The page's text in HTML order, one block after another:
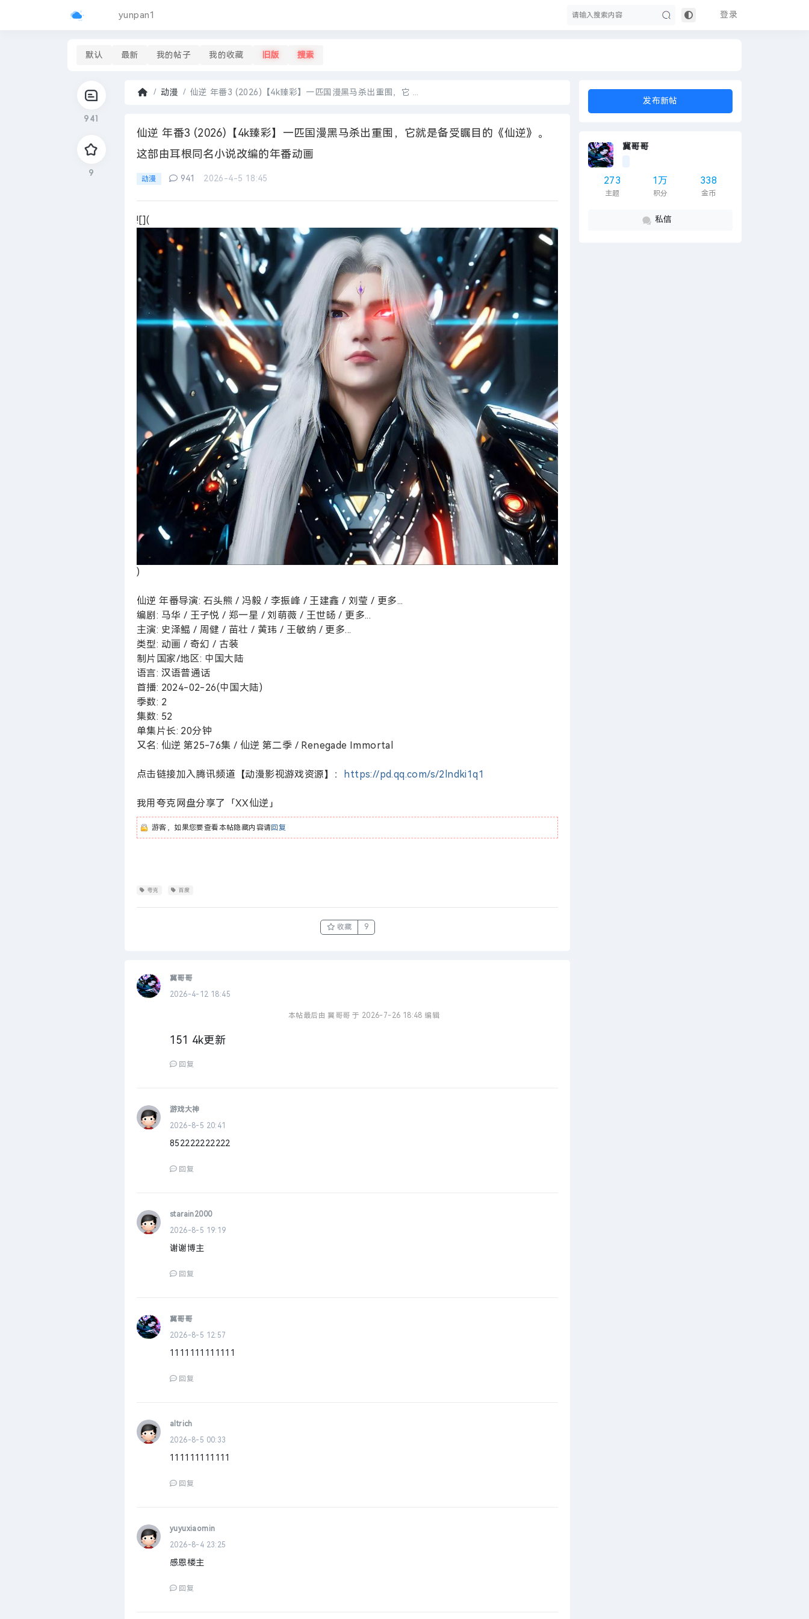
登录
yunpan1
默认 最新 我的帖子 我的收藏 旧版 搜索
941
9
页
动漫
›
仙逆 年番3 (2026)【4k臻彩】一匹国漫黑马杀出重围，它 ...
仙逆 年番3 (2026)【4k臻彩】一匹国漫黑马杀出重围，它就是备受瞩目的《仙逆》。
这部由耳根同名小说改编的年番动画
发布新帖
冀哥哥
273
主题
1万
积分
338
金币
私信
动漫 941 2026-4-5 18:45
![](
)
仙逆 年番导演: 石头熊 / 冯毅 / 李振峰 / 王建鑫 / 刘莹 / 更多...
编剧: 马华 / 王子悦 / 郑一星 / 刘萌薇 / 王世旸 / 更多...
主演: 史泽鲲 / 周健 / 苗壮 / 黄玮 / 王敏纳 / 更多...
类型: 动画 / 奇幻 / 古装
制片国家/地区: 中国大陆
语言: 汉语普通话
首播: 2024-02-26(中国大陆)
季数: 2
集数: 52
单集片长: 20分钟
又名: 仙逆 第25-76集 / 仙逆 第二季 / Renegade Immortal
点击链接加入腾讯频道【动漫影视游戏资源】： https://pd.qq.com/s/2lndki1q1
我用夸克网盘分享了「XX仙逆」
游客，如果您要查看本帖隐藏内容请回复
夸克 百度
收藏 9
冀哥哥
2026-4-12 18:45
本帖最后由 冀哥哥 于 2026-7-26 18:48 编辑
151 4k更新
回复
游戏大神
2026-8-5 20:41
852222222222
回复
starain2000
2026-8-5 19:19
谢谢博主
回复
冀哥哥
2026-8-5 12:57
1111111111111
回复
altrich
2026-8-5 00:33
111111111111
回复
yuyuxiaomin
2026-8-4 23:25
感恩楼主
回复